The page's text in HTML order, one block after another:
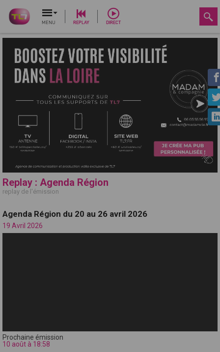
MENU REPLAY DIRECT
Replay : Agenda Région
replay de l'émission
Agenda Région du 20 au 26 avril 2026
19 Avril 2026
Prochaine émission
10 août à 18:58